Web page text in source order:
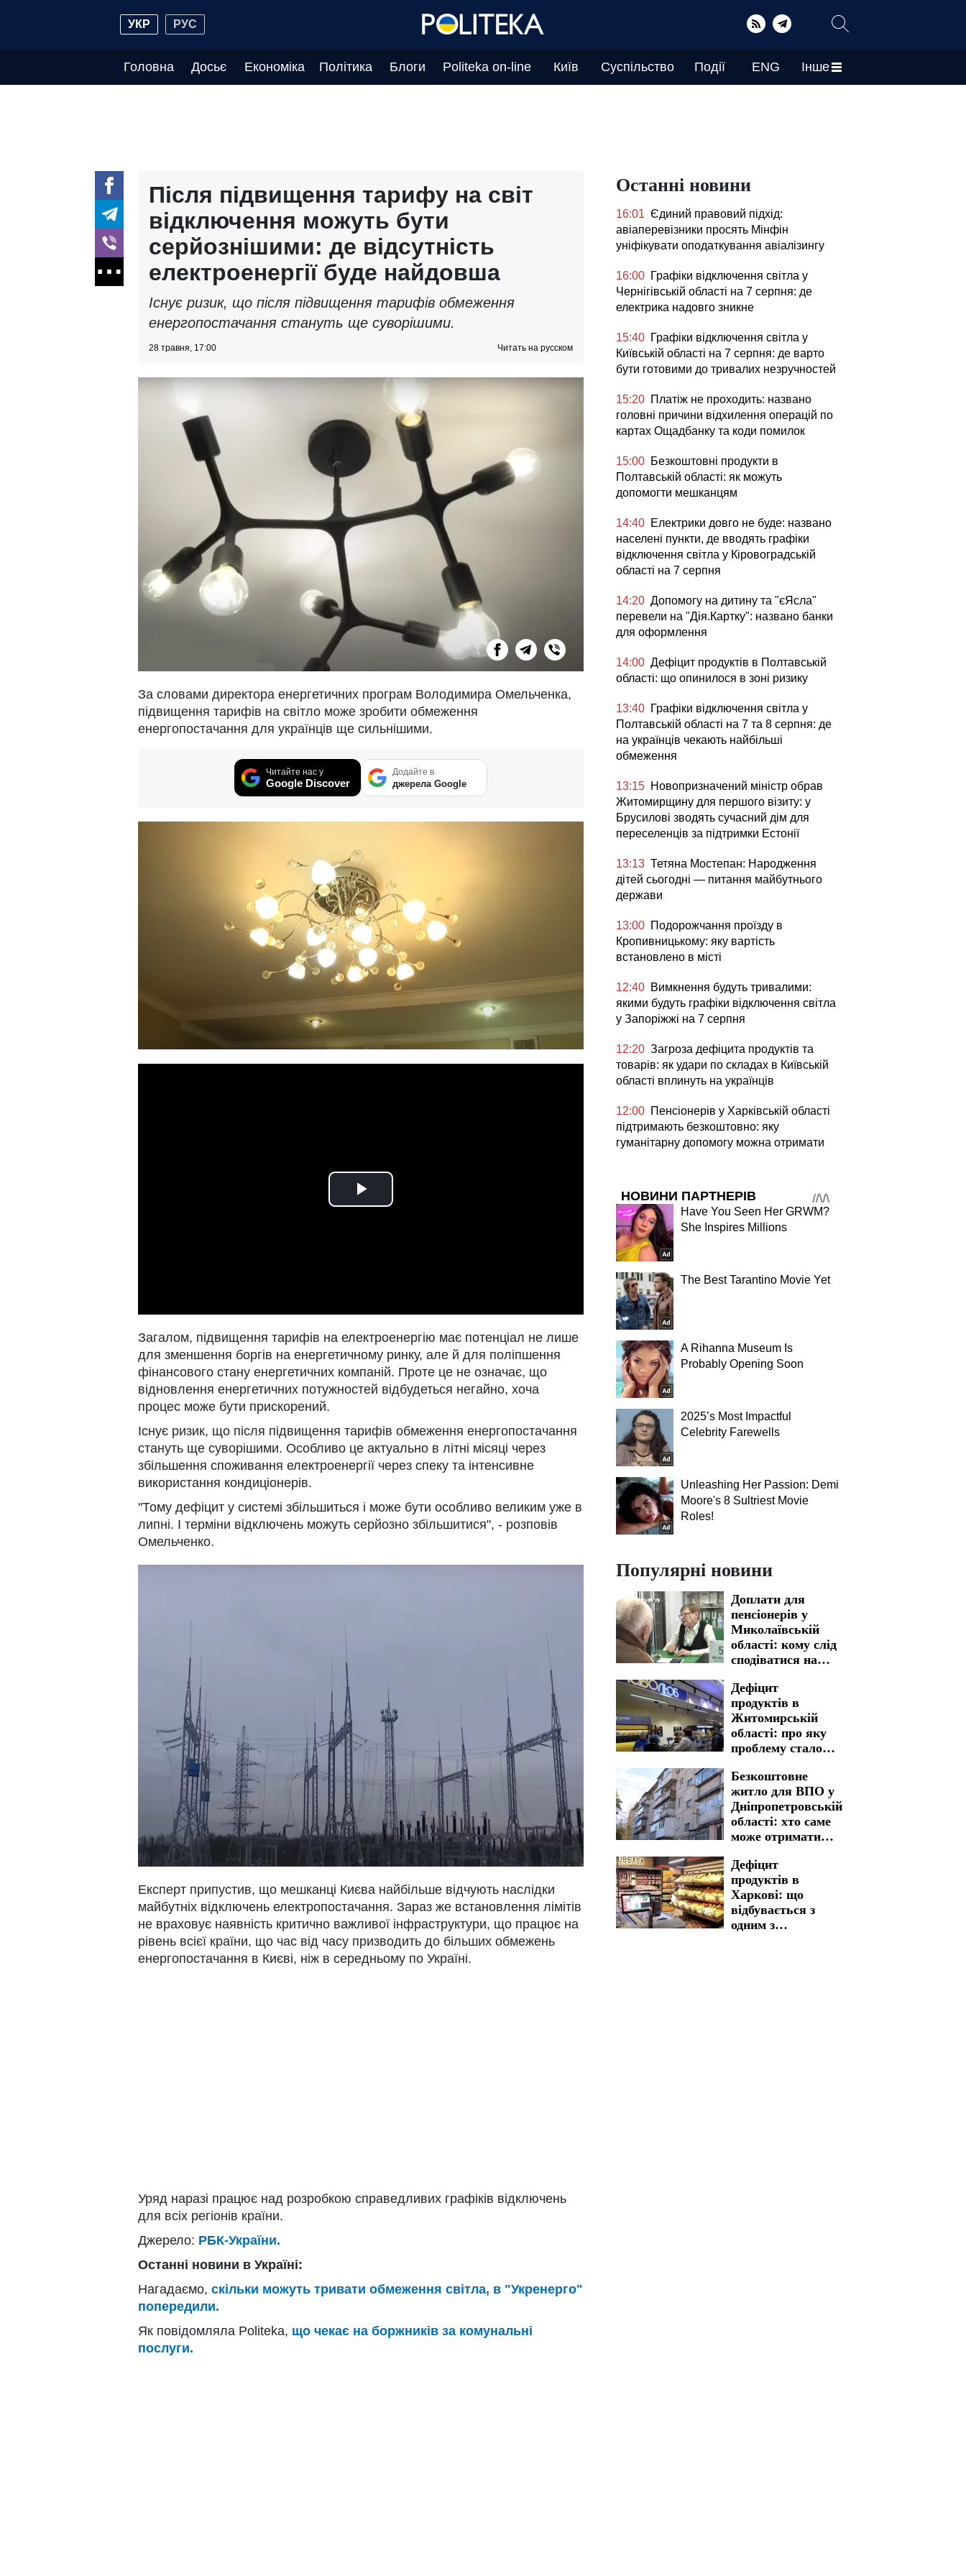
УКР РУС
Головна Досьє Економіка Політика Блоги Politeka on-line Київ Суспільство Події ENG Інше
Після підвищення тарифу на світ
відключення можуть бути
серйознішими: де відсутність
електроенергії буде найдовша
Існує ризик, що після підвищення тарифів обмеження
енергопостачання стануть ще суворішими.
28 травня, 17:00 Читать на русском
За словами директора енергетичних програм Володимира Омельченка,
підвищення тарифів на світло може зробити обмеження
енергопостачання для українців ще сильнішими.
Читайте нас у
Google Discover
Додайте в
джерела Google
Play
Загалом, підвищення тарифів на електроенергію має потенціал не лише
для зменшення боргів на енергетичному ринку, але й для поліпшення
фінансового стану енергетичних компаній. Проте це не означає, що
відновлення енергетичних потужностей відбудеться негайно, хоча
процес може бути прискорений.
Існує ризик, що після підвищення тарифів обмеження енергопостачання
стануть ще суворішими. Особливо це актуально в літні місяці через
збільшення споживання електроенергії через спеку та інтенсивне
використання кондиціонерів.
"Тому дефіцит у системі збільшиться і може бути особливо великим уже в
липні. І терміни відключень можуть серйозно збільшитися", - розповів
Омельченко.
Експерт припустив, що мешканці Києва найбільше відчують наслідки
майбутніх відключень електропостачання. Зараз же встановлення лімітів
не враховує наявність критично важливої інфраструктури, що працює на
рівень всієї країни, що час від часу призводить до більших обмежень
енергопостачання в Києві, ніж в середньому по Україні.
Уряд наразі працює над розробкою справедливих графіків відключень
для всіх регіонів країни.
Джерело: РБК-України.
Останні новини в Україні:
Нагадаємо, скільки можуть тривати обмеження світла, в "Укренерго"
попередили.
Як повідомляла Politeka, що чекає на боржників за комунальні
послуги.
Останні новини
16:01 Єдиний правовий підхід:
авіаперевізники просять Мінфін
уніфікувати оподаткування авіалізингу
16:00 Графіки відключення світла у
Чернігівській області на 7 серпня: де
електрика надовго зникне
15:40 Графіки відключення світла у
Київській області на 7 серпня: де варто
бути готовими до тривалих незручностей
15:20 Платіж не проходить: названо
головні причини відхилення операцій по
картах Ощадбанку та коди помилок
15:00 Безкоштовні продукти в
Полтавській області: як можуть
допомогти мешканцям
14:40 Електрики довго не буде: названо
населені пункти, де вводять графіки
відключення світла у Кіровоградській
області на 7 серпня
14:20 Допомогу на дитину та "єЯсла"
перевели на "Дія.Картку": названо банки
для оформлення
14:00 Дефіцит продуктів в Полтавській
області: що опинилося в зоні ризику
13:40 Графіки відключення світла у
Полтавській області на 7 та 8 серпня: де
на українців чекають найбільші
обмеження
13:15 Новопризначений міністр обрав
Житомирщину для першого візиту: у
Брусилові зводять сучасний дім для
переселенців за підтримки Естонії
13:13 Тетяна Мостепан: Народження
дітей сьогодні — питання майбутнього
держави
13:00 Подорожчання проїзду в
Кропивницькому: яку вартість
встановлено в місті
12:40 Вимкнення будуть тривалими:
якими будуть графіки відключення світла
у Запоріжжі на 7 серпня
12:20 Загроза дефіцита продуктів та
товарів: як удари по складах в Київській
області вплинуть на українців
12:00 Пенсіонерів у Харківській області
підтримають безкоштовно: яку
гуманітарну допомогу можна отримати
НОВИНИ ПАРТНЕРІВ
Have You Seen Her GRWM?
She Inspires Millions
The Best Tarantino Movie Yet
A Rihanna Museum Is
Probably Opening Soon
2025’s Most Impactful
Celebrity Farewells
Unleashing Her Passion: Demi
Moore's 8 Sultriest Movie
Roles!
Популярні новини
Доплати для
пенсіонерів у
Миколаївській
області: кому слід
сподіватися на
Дефіцит
продуктів в
Житомирській
області: про яку
проблему стало
Безкоштовне
житло для ВПО у
Дніпропетровській
області: хто саме
може отримати
Дефіцит
продуктів в
Харкові: що
відбувається з
одним з